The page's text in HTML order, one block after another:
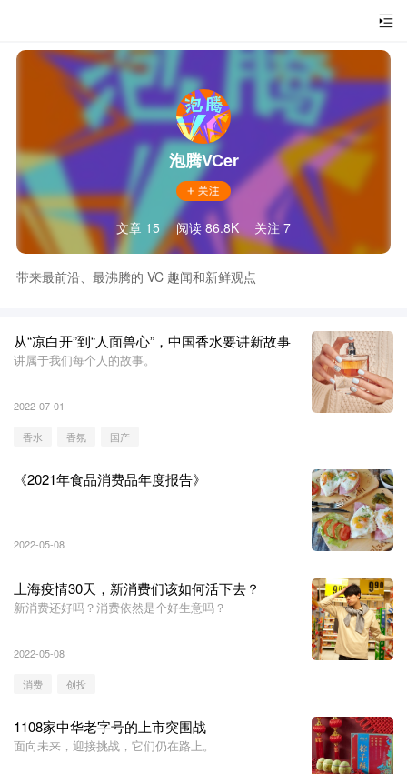
泡腾VCer
文章 15 阅读 86.8K 关注 7
带来最前沿、最沸腾的 VC 趣闻和新鲜观点
从“凉白开”到“人面兽心”，中国香水要讲新故事
讲属于我们每个人的故事。
2022-07-01
香水 香氛 国产
《2021年食品消费品年度报告》
2022-05-08
上海疫情30天，新消费们该如何活下去？
新消费还好吗？消费依然是个好生意吗？
2022-05-08
消费 创投
1108家中华老字号的上市突围战
面向未来，迎接挑战，它们仍在路上。